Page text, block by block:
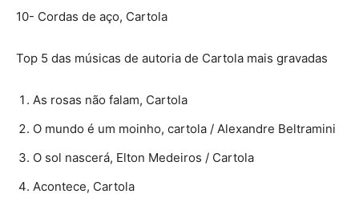
10- Cordas de aço, Cartola
Top 5 das músicas de autoria de Cartola mais gravadas
As rosas não falam, Cartola
O mundo é um moinho, cartola / Alexandre Beltramini
O sol nascerá, Elton Medeiros / Cartola
Acontece, Cartola